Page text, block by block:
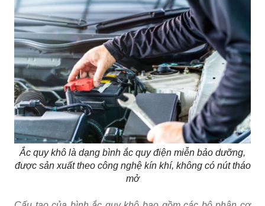
Ắc quy khô là dạng bình ắc quy điện miễn bảo dưỡng,
được sản xuất theo công nghệ kín khí, không có nút tháo
mở